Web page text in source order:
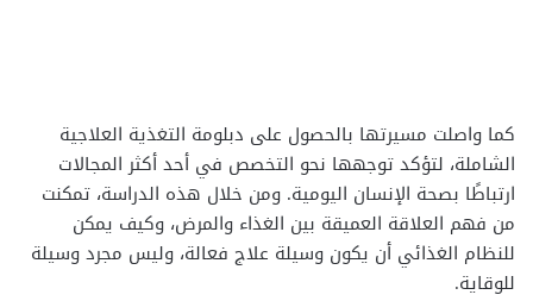
كما واصلت مسيرتها بالحصول على دبلومة التغذية العلاجية
الشاملة، لتؤكد توجهها نحو التخصص في أحد أكثر المجالات
ارتباطًا بصحة الإنسان اليومية. ومن خلال هذه الدراسة، تمكنت
من فهم العلاقة العميقة بين الغذاء والمرض، وكيف يمكن
للنظام الغذائي أن يكون وسيلة علاج فعالة، وليس مجرد وسيلة
للوقاية.